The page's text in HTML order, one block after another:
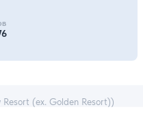
(ex. Golden Resort))